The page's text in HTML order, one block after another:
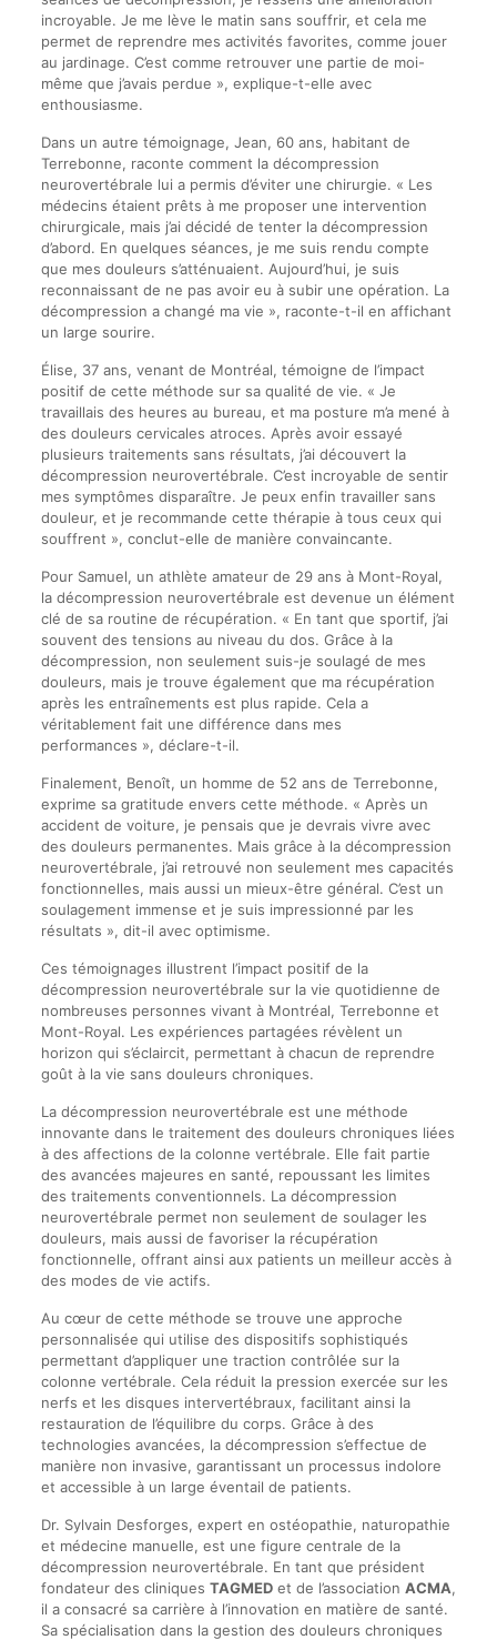
incroyable. Je me lève le matin sans souffrir, et cela me
permet de reprendre mes activités favorites, comme jouer
au jardinage. C’est comme retrouver une partie de moi-
même que j’avais perdue », explique-t-elle avec
enthousiasme.
Dans un autre témoignage, Jean, 60 ans, habitant de
Terrebonne, raconte comment la décompression
neurovertébrale lui a permis d’éviter une chirurgie. « Les
médecins étaient prêts à me proposer une intervention
chirurgicale, mais j’ai décidé de tenter la décompression
d’abord. En quelques séances, je me suis rendu compte
que mes douleurs s’atténuaient. Aujourd’hui, je suis
reconnaissant de ne pas avoir eu à subir une opération. La
décompression a changé ma vie », raconte-t-il en affichant
un large sourire.
Élise, 37 ans, venant de Montréal, témoigne de l’impact
positif de cette méthode sur sa qualité de vie. « Je
travaillais des heures au bureau, et ma posture m’a mené à
des douleurs cervicales atroces. Après avoir essayé
plusieurs traitements sans résultats, j’ai découvert la
décompression neurovertébrale. C’est incroyable de sentir
mes symptômes disparaître. Je peux enfin travailler sans
douleur, et je recommande cette thérapie à tous ceux qui
souffrent », conclut-elle de manière convaincante.
Pour Samuel, un athlète amateur de 29 ans à Mont-Royal,
la décompression neurovertébrale est devenue un élément
clé de sa routine de récupération. « En tant que sportif, j’ai
souvent des tensions au niveau du dos. Grâce à la
décompression, non seulement suis-je soulagé de mes
douleurs, mais je trouve également que ma récupération
après les entraînements est plus rapide. Cela a
véritablement fait une différence dans mes
performances », déclare-t-il.
Finalement, Benoît, un homme de 52 ans de Terrebonne,
exprime sa gratitude envers cette méthode. « Après un
accident de voiture, je pensais que je devrais vivre avec
des douleurs permanentes. Mais grâce à la décompression
neurovertébrale, j’ai retrouvé non seulement mes capacités
fonctionnelles, mais aussi un mieux-être général. C’est un
soulagement immense et je suis impressionné par les
résultats », dit-il avec optimisme.
Ces témoignages illustrent l’impact positif de la
décompression neurovertébrale sur la vie quotidienne de
nombreuses personnes vivant à Montréal, Terrebonne et
Mont-Royal. Les expériences partagées révèlent un
horizon qui s’éclaircit, permettant à chacun de reprendre
goût à la vie sans douleurs chroniques.
La décompression neurovertébrale est une méthode
innovante dans le traitement des douleurs chroniques liées
à des affections de la colonne vertébrale. Elle fait partie
des avancées majeures en santé, repoussant les limites
des traitements conventionnels. La décompression
neurovertébrale permet non seulement de soulager les
douleurs, mais aussi de favoriser la récupération
fonctionnelle, offrant ainsi aux patients un meilleur accès à
des modes de vie actifs.
Au cœur de cette méthode se trouve une approche
personnalisée qui utilise des dispositifs sophistiqués
permettant d’appliquer une traction contrôlée sur la
colonne vertébrale. Cela réduit la pression exercée sur les
nerfs et les disques intervertébraux, facilitant ainsi la
restauration de l’équilibre du corps. Grâce à des
technologies avancées, la décompression s’effectue de
manière non invasive, garantissant un processus indolore
et accessible à un large éventail de patients.
Dr. Sylvain Desforges, expert en ostéopathie, naturopathie
et médecine manuelle, est une figure centrale de la
décompression neurovertébrale. En tant que président
fondateur des cliniques TAGMEDet de l’association ACMA,
il a consacré sa carrière à l’innovation en matière de santé.
Sa spécialisation dans la gestion des douleurs chroniques